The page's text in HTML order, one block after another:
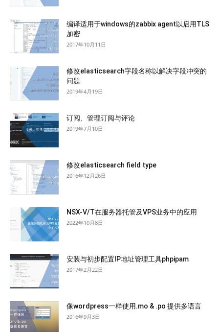
编译适用于windows的zabbix agent以启用TLS
加密
2017年10月11日
修改elasticsearch字段名称以解决字段冲突的
问题
2019年4月19日
订阅、管理订阅与评论
2019年7月10日
修改elasticsearch field type
2016年12月26日
NSX-V/T在服务器托管及VPS业务中的应用
2022年10月8日
安装与初步配置IP地址管理工具phpipam
2017年2月22日
像wordpress一样使用.mo & .po 提供多语言
2016年9月3日